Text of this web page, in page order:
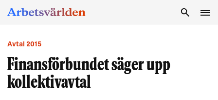
Avtal 2015
Finansförbundet säger upp
kollektivavtal